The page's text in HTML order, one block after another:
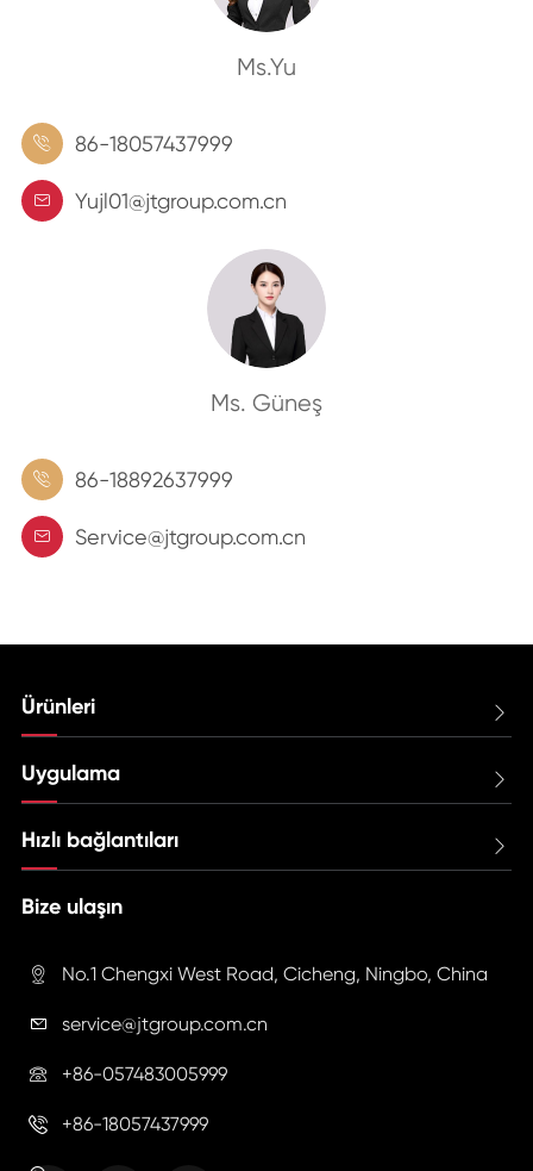
Ms.Yu
 86-18057437999
 Yujl01@jtgroup.com.cn
Ms. Güneş
 86-18892637999
 Service@jtgroup.com.cn
Ürünleri 
Uygulama 
Hızlı bağlantıları 
Bize ulaşın
 No.1 Chengxi West Road, Cicheng, Ningbo, China
 service@jtgroup.com.cn
 +86-057483005999
 +86-18057437999